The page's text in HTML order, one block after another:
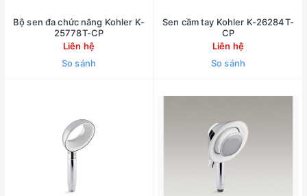
Bộ sen đa chức năng Kohler K-
25778T-CP
Liên hệ
So sánh
Sen cầm tay Kohler K-26284T-
CP
Liên hệ
So sánh